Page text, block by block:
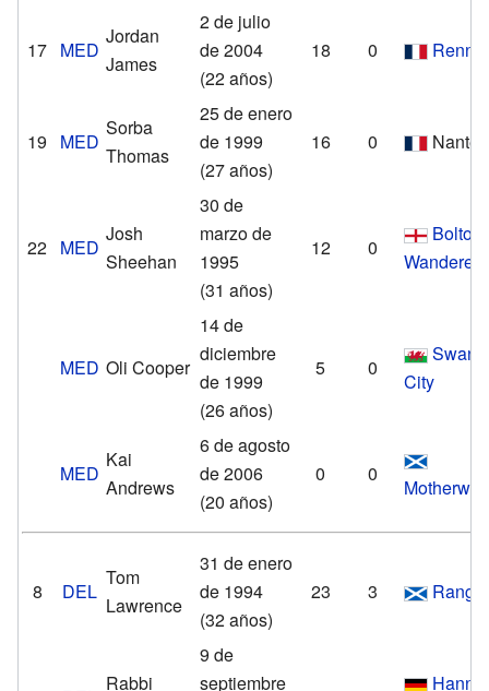
17 MED
Jordan
James
2 de julio
de 2004
(22 años)
18 0
19 MED
Sorba
Thomas
25 de enero
de 1999
(27 años)
16 0 Nantes
22 MED
Josh
Sheehan
30 de
marzo de
1995
(31 años)
12 0
Bolton
Wanderers
MED Oli Cooper
14 de
diciembre
de 1999
(26 años)
5 0
City
MED
Kai
Andrews
6 de agosto
de 2006
(20 años)
0 0
Motherwell
8 DEL
Tom
Lawrence
31 de enero
de 1994
(32 años)
23 3
Rabbi
9 de
septiembre